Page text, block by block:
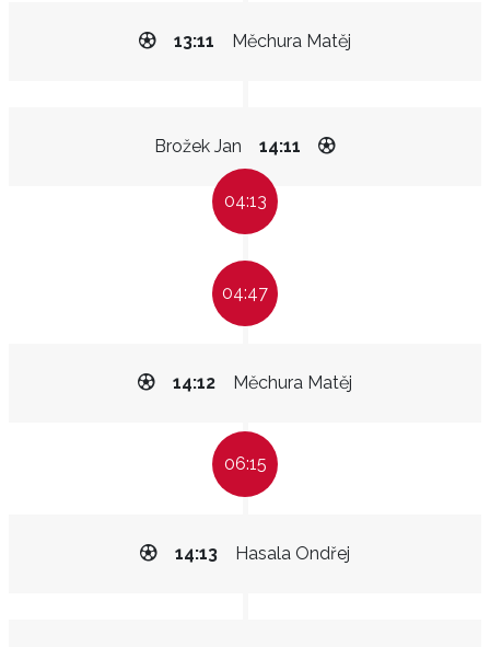
Měchura Matěj
13:11
Brožek Jan 14:11
04:13
04:47
Měchura Matěj
14:12
06:15
Hasala Ondřej
14:13